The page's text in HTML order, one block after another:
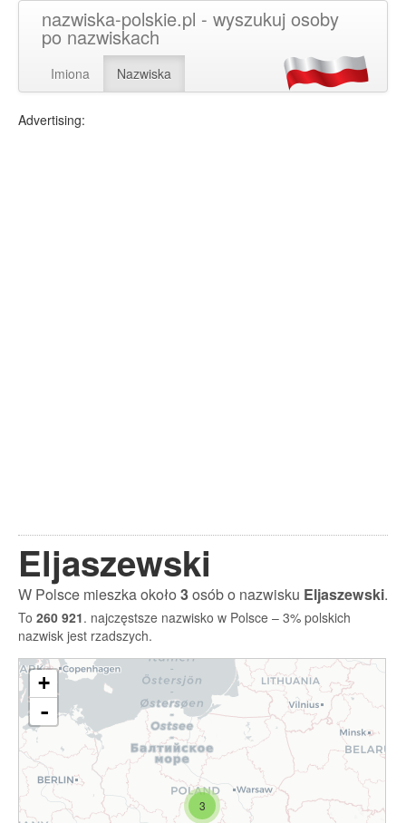
nazwiska-polskie.pl - wyszukuj osoby
po nazwiskach
Imiona Nazwiska
Advertising:
Eljaszewski
W Polsce mieszka około3osób o nazwisku Eljaszewski.
To 260 921. najczęstsze nazwisko w Polsce – 3% polskich
nazwisk jest rzadszych.
3
+
-